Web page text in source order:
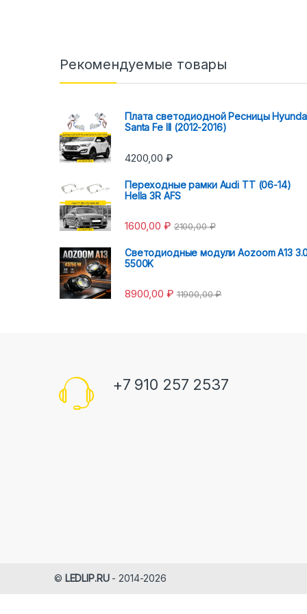
Рекомендуемые товары
Плата светодиодной Ресницы
Santa Fe III (2012-2016)
4200,00 ₽
Переходные рамки Audi TT (06-14)
Hella 3R AFS
1600,00 ₽ 2100,00₽
Светодиодные модули Aozoom A13
5500K
8900,00 ₽ 11900,00₽
+7 910 257 2537
© LEDLIP.RU- 2014-2026